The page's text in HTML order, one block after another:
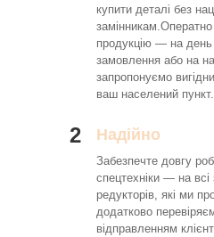
купити деталі без
продукцію — на
замовлення або на
запропонуємо
ваш населений пункт.
2 Надійно
Забезпечте довгу
спецтехніки — на
редукторів, які ми
додатково
відправленням